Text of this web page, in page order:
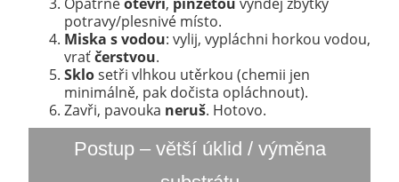
Opatrněotevři, pinzetou vyndej zbytky
potravy/plesnivé místo.
Miska s vodou: vylij, vypláchni horkou vodou,
vraťčerstvou.
Sklosetři vlhkou utěrkou (chemii jen
minimálně, pak dočista opláchnout).
Zavři, pavouka neruš. Hotovo.
Postup – větší úklid / výměna